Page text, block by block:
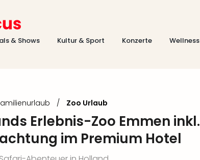
& Shows Kultur & Sport Konzerte Wellness
/ Zoo Urlaub
Erlebnis-Zoo Emmen inkl.
im Premium Hotel